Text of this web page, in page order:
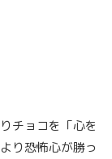
チョコを「心を
り恐怖心が勝っ